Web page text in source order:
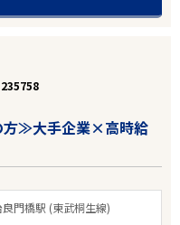
235758
方≫大手企業×高時給
良門橋駅 (東武桐生線)